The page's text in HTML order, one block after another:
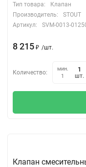
Тип товара:
Клапан
Производитель:
STOUT
Артикул:
SVM-0013-
8 215 ₽ /шт.
Количество:
мин.
1
шт.
Клапан